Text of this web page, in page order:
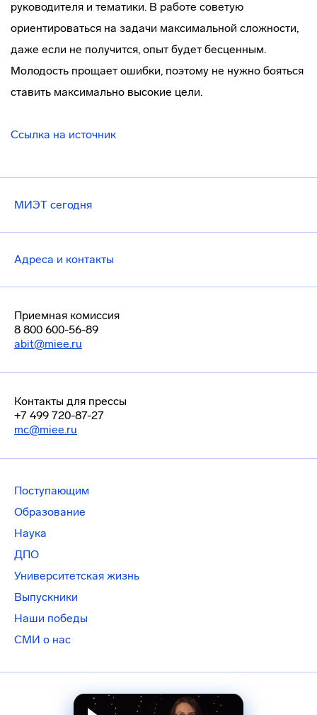
руководителя и тематики. В работе советую
ориентироваться на задачи максимальной сложности,
даже если не получится, опыт будет бесценным.
Молодость прощает ошибки, поэтому не нужно бояться
ставить максимально высокие цели.
Ссылка на источник
МИЭТ сегодня
Адреса и контакты
Приемная комиссия
8 800 600-56-89
abit@miee.ru
Контакты для прессы
+7 499 720-87-27
mc@miee.ru
Поступающим
Образование
Наука
ДПО
Университетская жизнь
Выпускники
Наши победы
СМИ о нас